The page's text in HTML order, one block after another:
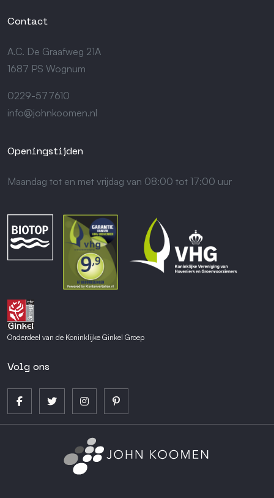
Contact
A.C. De Graafweg 21A
1687 PS Wognum
0229-577610
info@johnkoomen.nl
Openingstijden
Maandag tot en met vrijdag van 08:00 tot 17:00 uur
Onderdeel van de Koninklijke Ginkel Groep
Volg ons